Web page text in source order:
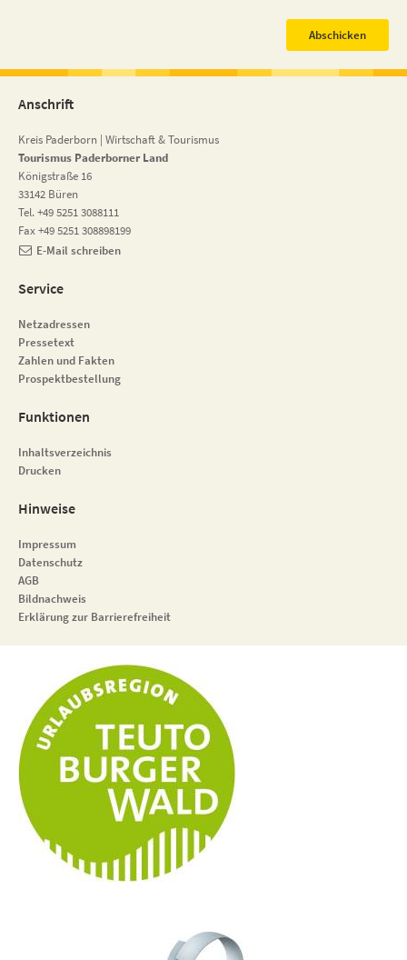
Abschicken
Anschrift
Kreis Paderborn | Wirtschaft & Tourismus
Tourismus Paderborner Land
Königstraße 16
33142 Büren
Tel. +49 5251 3088111
Fax +49 5251 308898199
E-Mail schreiben
Service
Netzadressen
Pressetext
Zahlen und Fakten
Prospektbestellung
Funktionen
Inhaltsverzeichnis
Drucken
Hinweise
Impressum
Datenschutz
AGB
Bildnachweis
Erklärung zur Barrierefreiheit